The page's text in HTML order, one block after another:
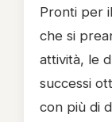
Pronti per
che si
attività, le
successi
con più di